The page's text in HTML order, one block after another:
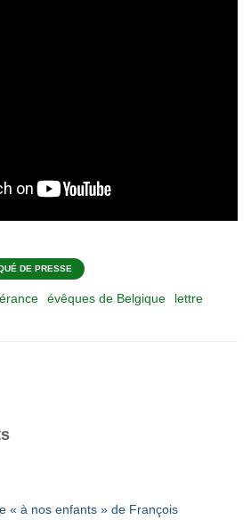
DE PRESSE
évêques de Belgique
lettre
« à nos enfants » de François